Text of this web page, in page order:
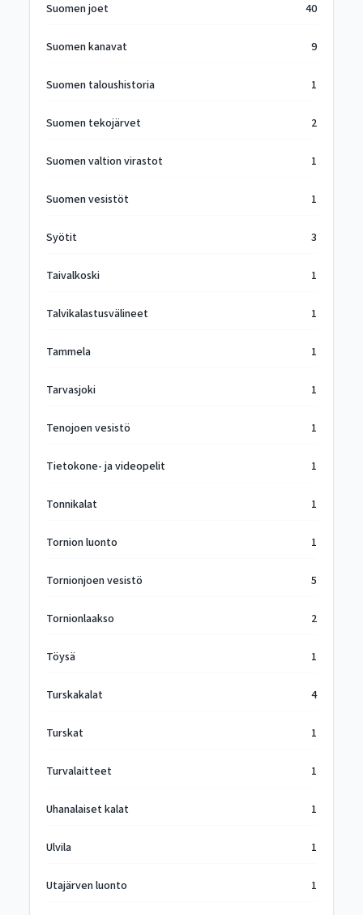
Suomen joet 40
Suomen kanavat 9
Suomen taloushistoria 1
Suomen tekojärvet 2
Suomen valtion virastot 1
Suomen vesistöt 1
Syötit 3
Taivalkoski 1
Talvikalastusvälineet 1
Tammela 1
Tarvasjoki 1
Tenojoen vesistö 1
Tietokone- ja videopelit 1
Tonnikalat 1
Tornion luonto 1
Tornionjoen vesistö 5
Tornionlaakso 2
Töysä 1
Turskakalat 4
Turskat 1
Turvalaitteet 1
Uhanalaiset kalat 1
Ulvila 1
Utajärven luonto 1